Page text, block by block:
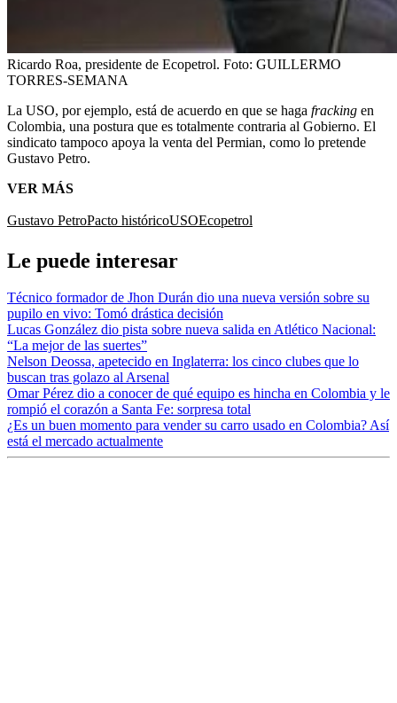
Ricardo Roa, presidente de Ecopetrol. Foto: GUILLERMO
TORRES-SEMANA
La USO, por ejemplo, está de acuerdo en que se haga fracking en
Colombia, una postura que es totalmente contraria al Gobierno. El
sindicato tampoco apoya la venta del Permian, como lo pretende
Gustavo Petro.
VER MÁS
Gustavo PetroPacto históricoUSOEcopetrol
Le puede interesar
Técnico formador de Jhon Durán dio una nueva versión sobre su
pupilo en vivo: Tomó drástica decisión
Lucas González dio pista sobre nueva salida en Atlético Nacional:
“La mejor de las suertes”
Nelson Deossa, apetecido en Inglaterra: los cinco clubes que lo
buscan tras golazo al Arsenal
Omar Pérez dio a conocer de qué equipo es hincha en Colombia y le
rompió el corazón a Santa Fe: sorpresa total
¿Es un buen momento para vender su carro usado en Colombia? Así
está el mercado actualmente